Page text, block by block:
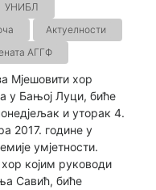
УНИБЛ
Актуелности
АГГФ
Мјешовити хор
у Бањој Луци, биће
и уторак 4.
2017. године у
умјетности.
хор којим руководи
Савић, биће